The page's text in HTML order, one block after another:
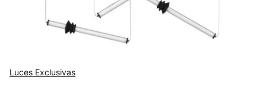
Luces Exclusivas